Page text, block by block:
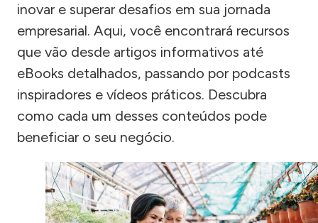
inovar e superar desafios em sua jornada
empresarial. Aqui, você encontrará recursos
que vão desde artigos informativos até
eBooks detalhados, passando por podcasts
inspiradores e vídeos práticos. Descubra
como cada um desses conteúdos pode
beneficiar o seu negócio.